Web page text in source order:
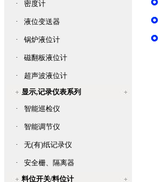
·
密度计
· 液位变送器
· 锅炉液位计
· 磁翻板液位计
·
超声波液位计
显示,记录仪表系列
·
智能巡检仪
· 智能调节仪
· 无(有)纸记录仪
·
安全栅、隔离器
料位开关/料位计